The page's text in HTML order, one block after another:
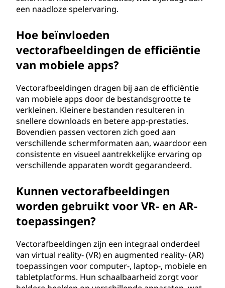
een naadloze spelervaring.
Hoe beïnvloeden
vectorafbeeldingen de efficiëntie
van mobiele apps?
Vectorafbeeldingen dragen bij aan de efficiëntie
van mobiele apps door de bestandsgrootte te
verkleinen. Kleinere bestanden resulteren in
snellere downloads en betere app-prestaties.
Bovendien passen vectoren zich goed aan
verschillende schermformaten aan, waardoor een
consistente en visueel aantrekkelijke ervaring op
verschillende apparaten wordt gegarandeerd.
Kunnen vectorafbeeldingen
worden gebruikt voor VR- en AR-
toepassingen?
Vectorafbeeldingen zijn een integraal onderdeel
van virtual reality- (VR) en augmented reality- (AR)
toepassingen voor computer-, laptop-, mobiele en
tabletplatforms. Hun schaalbaarheid zorgt voor